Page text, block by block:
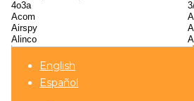
English
Español